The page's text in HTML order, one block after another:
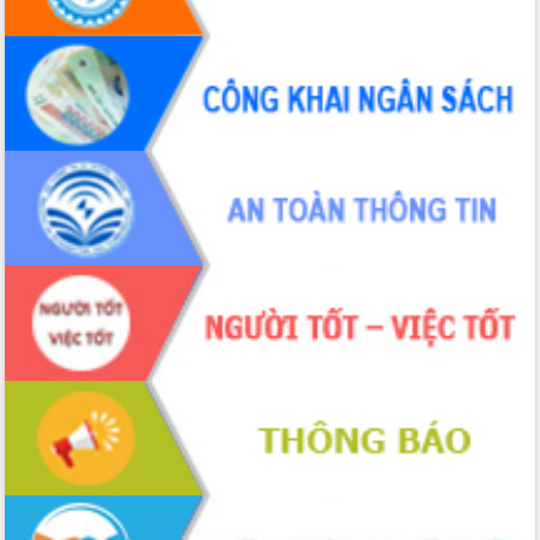
Bầu cử Quốc hội và HĐND: Cử tri Đắk
Lắk gửi gắm niềm tin, kỳ vọng vào lá
phiếu
Đắk Lắk sẵn sàng các điều kiện cho
Ngày hội bầu cử đại biểu Quốc hội
khóa XVI và HĐND các cấp nhiệm kỳ
2026-2031
Đảm bảo cuộc bầu cử đại biểu Quốc
hội và đại biểu HĐND các cấp diễn ra
an toàn, hiệu quả, đúng quy định
Thủ tướng Chính phủ Phạm Minh Chính
kiểm tra, chỉ đạo hoàn thành các dự
án cao tốc và thăm khu tái định cư tại
Đắk Lắk
Sôi nổi Hội đua ngựa truyền thống Gò
Thì Thùng mừng Xuân Bính Ngọ 2026
Lãnh đạo tỉnh dâng hương tưởng niệm
tại Đập Đồng Cam đầu Xuân Bính Ngọ
Ngành nông nghiệp phấn đấu tăng
trưởng đạt 5,86% trong năm 2026
UBND tỉnh Đắk Lắk triển khai công tác